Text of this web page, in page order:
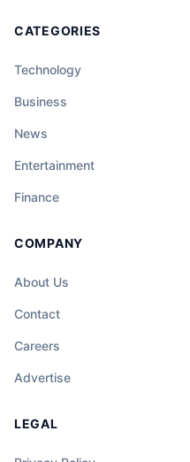
CATEGORIES
Technology
Business
News
Entertainment
Finance
COMPANY
About Us
Contact
Careers
Advertise
LEGAL